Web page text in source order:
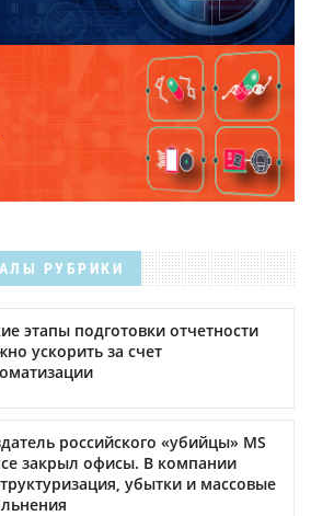
РУБРИКИ
этапы подготовки отчетности
ускорить за счет
российского «убийцы» MS
закрыл офисы. В компании
убытки и массовые